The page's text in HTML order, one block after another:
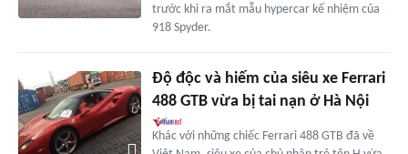
trước khi ra mắt mẫu hypercar kế nhiệm của
918 Spyder.
Độ độc và hiếm của siêu xe Ferrari
488 GTB vừa bị tai nạn ở Hà Nội
Khác với những chiếc Ferrari 488 GTB đã về